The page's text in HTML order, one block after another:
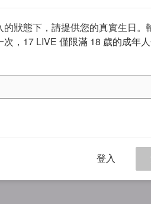
狀態下，請提供您的真實生日。
，17 LIVE 僅限滿 18 歲的成年人
登入